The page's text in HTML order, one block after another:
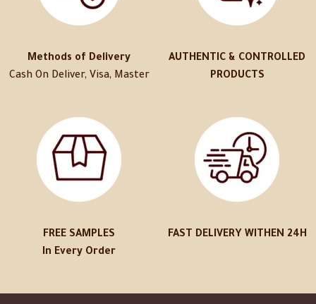
Methods of Delivery
Cash On Deliver, Visa, Master
AUTHENTIC & CONTROLLED
PRODUCTS
FREE SAMPLES
In Every Order
FAST DELIVERY WITHEN 24H